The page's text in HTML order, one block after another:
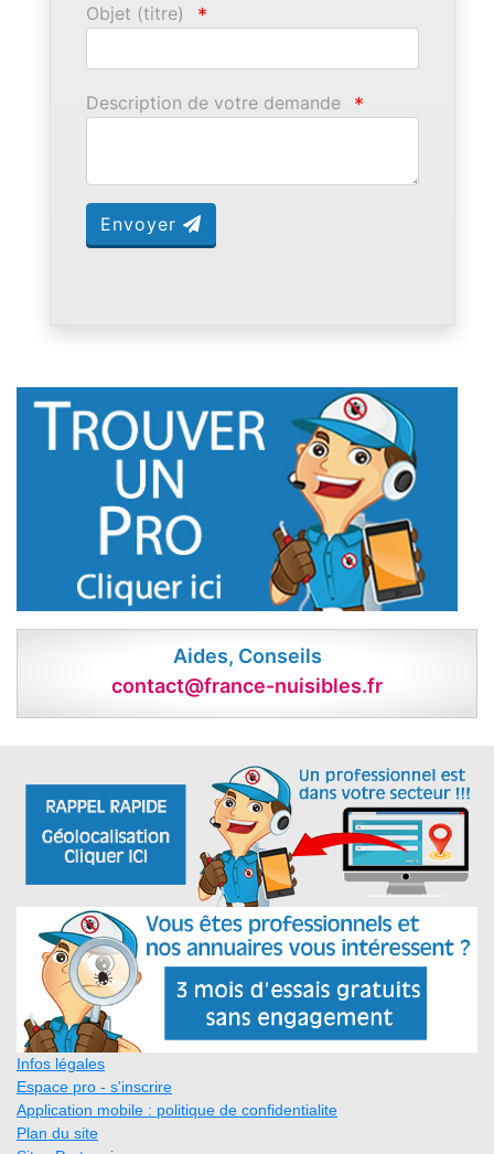
Objet (titre) *
Description de votre demande *
Envoyer
Aides, Conseils
contact@france-nuisibles.fr
Infos légales
Espace pro - s'inscrire
Application mobile : politique de confidentialite
Plan du site